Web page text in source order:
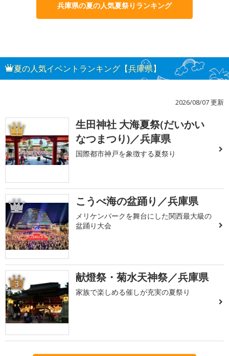
兵庫県の夏の人気夏祭りランキング
夏の人気イベントランキング【兵庫県】
2026/08/07 更新
1
生田神社 大海夏祭(だいかい
なつまつり)／兵庫県
国際都市神戸を象徴する夏祭り
2 こうべ海の盆踊り／兵庫県
メリケンパークを舞台にした関西最大級の
盆踊り大会
3 献燈祭・菊水天神祭／兵庫県
家族で楽しめる催しが充実の夏祭り